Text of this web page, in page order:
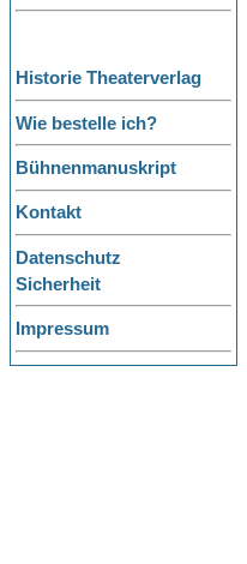
Historie Theaterverlag
Wie bestelle ich?
Bühnenmanuskript
Kontakt
Datenschutz
Sicherheit
Impressum